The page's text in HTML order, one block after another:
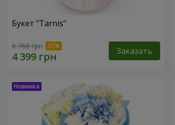
Букет "Tarnis"
6 768 грн Заказать